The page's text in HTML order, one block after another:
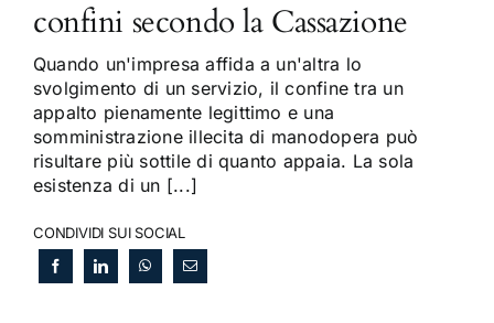
confini secondo la Cassazione
Quando un'impresa affida a un'altra lo
svolgimento di un servizio, il confine tra un
appalto pienamente legittimo e una
somministrazione illecita di manodopera può
risultare più sottile di quanto appaia. La sola
esistenza di un [...]
CONDIVIDI SUI SOCIAL